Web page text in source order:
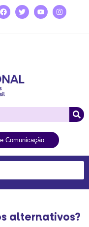
Comunicação
alternativos?